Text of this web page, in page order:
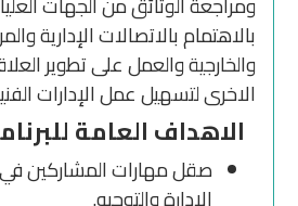
بالاهتمام بالاتصالات الإدارية
والخارجية والعمل على تطوير
الاخرى لتسهيل عمل الإدارات
الاهداف العامة
صقل مهارات المشاركين
الادارة والتوجيه.